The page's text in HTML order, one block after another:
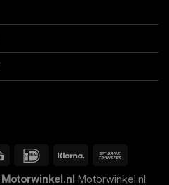
Motorwinkel.nl Motorwinkel.nl